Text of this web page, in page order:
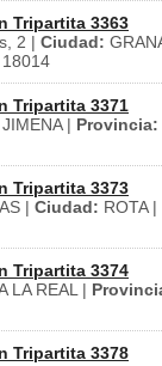
Tripartita 3363
2 | Ciudad:
18014
Tripartita 3371
JIMENA | Provincia:
Tripartita 3373
| Ciudad: ROTA |
Tripartita 3374
LA REAL |
Tripartita 3378